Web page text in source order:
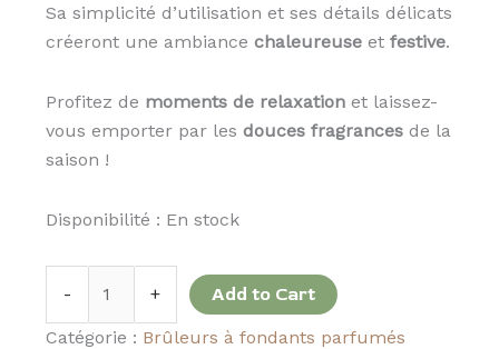
Sa simplicité d’utilisation et ses détails délicats
créeront une ambiance chaleureuseet festive.
Profitez de moments de relaxationet laissez-
vous emporter par les douces fragrancesde la
saison !
Disponibilité : En stock
- + Add to Cart
Catégorie : Brûleurs à fondants parfumés